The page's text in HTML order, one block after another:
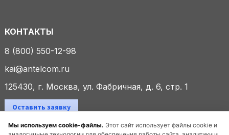
Мы используем cookie-файлы. Этот сайт использует файлы cookie и
КОНТАКТЫ
8 (800) 550-12-98
kai@antelcom.ru
125430, г. Москва, ул. Фабричная, д. 6, стр. 1
Оставить заявку